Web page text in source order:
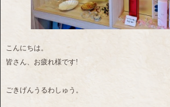
こんにちは。
皆さん、お疲れ様です!
ごきげんうるわしゅう。